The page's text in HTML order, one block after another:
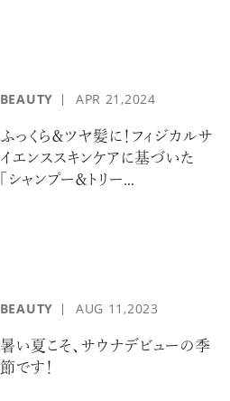
BEAUTY APR 21,2024
ふっくら＆ツヤ髪に！フィジカルサ
イエンススキンケアに基づいた
「シャンプー＆トリー...
BEAUTY AUG 11,2023
暑い夏こそ、サウナデビューの季
節です！